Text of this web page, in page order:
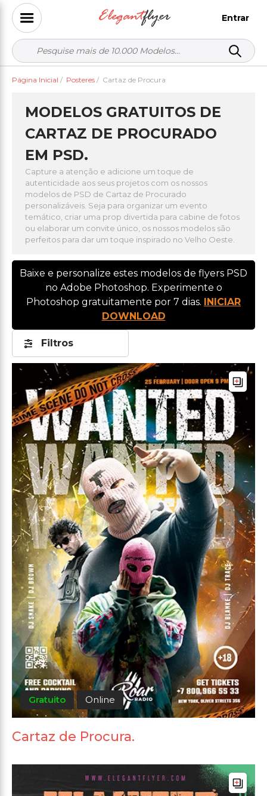
Entrar
Página Inicial / Posteres / Cartaz de Procura
MODELOS GRATUITOS DE
CARTAZ DE PROCURADO
EM PSD.
Capture a atenção e adicione um toque de
autenticidade aos seus projetos com os nossos
modelos de PSD de Cartaz de Procurado
personalizáveis. Seja para organizar um evento
temático, criar uma prop divertida para cabine de fotos
ou elaborar um convite único, os nossos modelos são
perfeitos para dar um toque inspirado no Velho Oeste.
Baixe e personalize estes modelos de flyers PSD
no Adobe Photoshop. Experimente o
Photoshop gratuitamente por 7 dias. INICIAR
DOWNLOAD
Filtros
Gratuito Online
Cartaz de Procura.